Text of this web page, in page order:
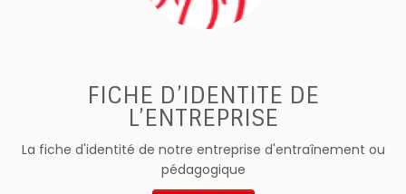
FICHE D’IDENTITE DE
L’ENTREPRISE
La fiche d'identité de notre entreprise d'entraînement ou
pédagogique